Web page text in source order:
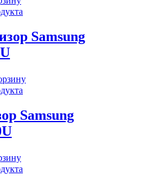
Samsung
Samsung